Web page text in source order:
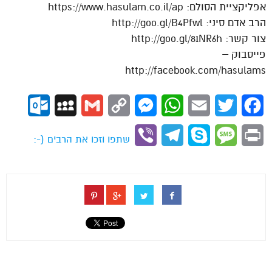
אפליקציית הסולם: https://www.hasulam.co.il/ap
הרב אדם סיני: http://goo.gl/B4Pfwl
צור קשר: http://goo.gl/81NR6h
פייסבוק –
http://facebook.com/hasulams
Facebook
Twitter
Email
WhatsApp
Messenger
Copy
Gmail
MySpace
Print
Message
Skype
Telegram
Viber
שתפו וזכו את הרבים (-: